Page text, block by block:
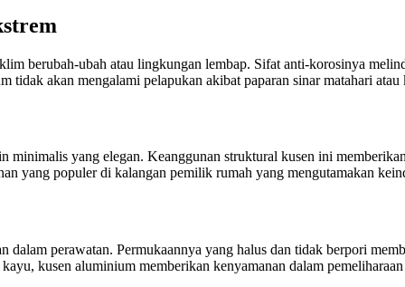
berubah-ubah atau lingkungan lembap. Sifat anti-korosinya
tidak akan mengalami pelapukan akibat paparan sinar matahari
yang elegan. Keanggunan struktural kusen ini
yang populer di kalangan pemilik rumah yang mengutamakan
perawatan. Permukaannya yang halus dan tidak berpori
kusen aluminium memberikan kenyamanan dalam